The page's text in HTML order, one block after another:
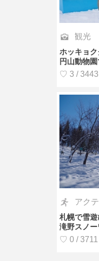
観光
ホッキョク
円山動物
♡ 3 /
アク
札幌で雪
滝野スノー
♡ 0 /